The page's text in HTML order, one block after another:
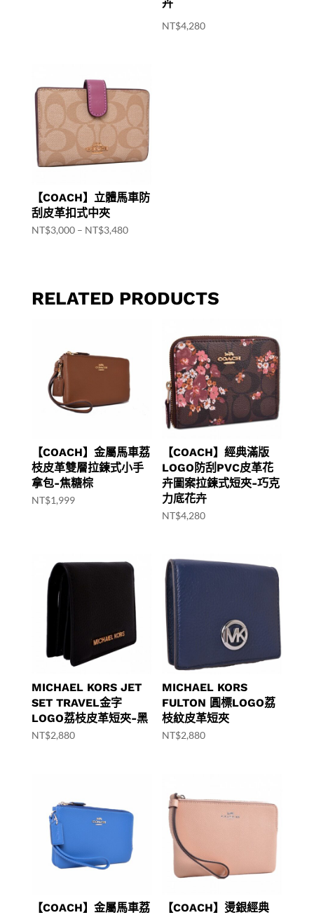
卉
NT$4,280
【COACH】立體馬車防
刮皮革扣式中夾
NT$3,000– NT$3,480
RELATED PRODUCTS
【COACH】金屬馬車荔
枝皮革雙層拉鍊式小手
拿包-焦糖棕
NT$1,999
【COACH】經典滿版
LOGO防刮PVC皮革花
卉圖案拉鍊式短夾-巧克
力底花卉
NT$4,280
MICHAEL KORS JET
SET TRAVEL金字
LOGO荔枝皮革短夾-黑
NT$2,880
MICHAEL KORS
FULTON 圓標LOGO荔
枝紋皮革短夾
NT$2,880
【COACH】金屬馬車荔
【COACH】燙銀經典